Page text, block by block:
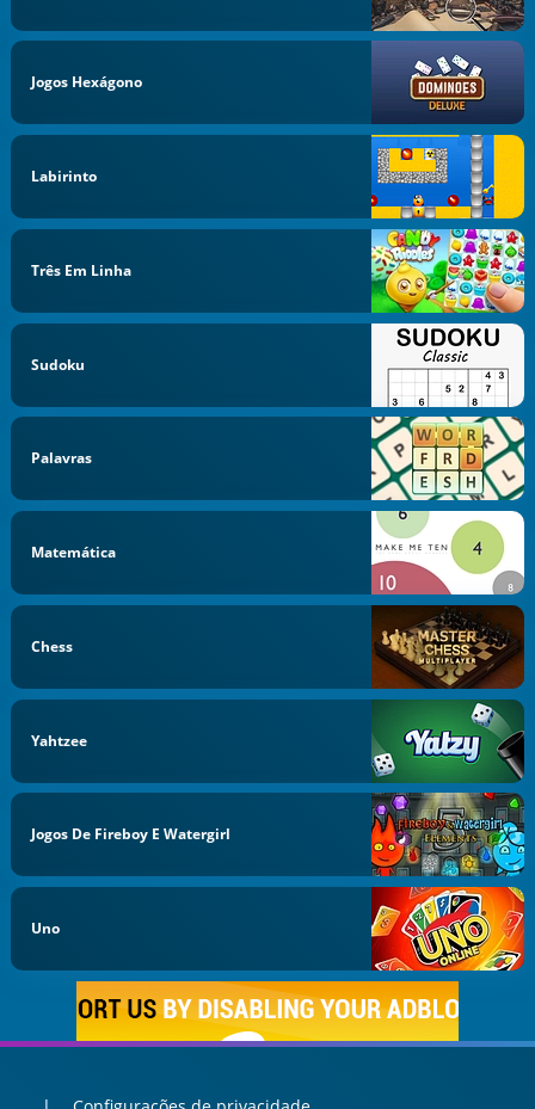
Jogos Hexágono
Labirinto
Três Em Linha
Sudoku
Palavras
Matemática
Chess
Yahtzee
Jogos De Fireboy E Watergirl
Uno